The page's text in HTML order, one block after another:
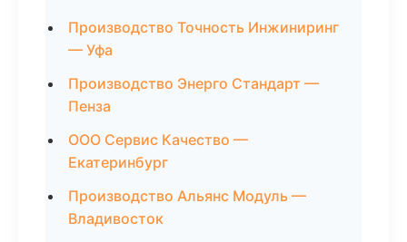
Производство Точность Инжиниринг
— Уфа
Производство Энерго Стандарт —
Пенза
ООО Сервис Качество —
Екатеринбург
Производство Альянс Модуль —
Владивосток